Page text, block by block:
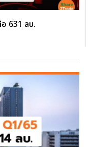
631 ลบ.